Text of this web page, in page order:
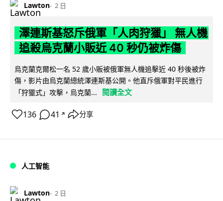
Lawton 2 日
澤連斯基怒斥俄軍「人肉狩獵」 無人機
追殺烏克蘭小販近 40 秒仍被炸傷
烏克蘭克爾松一名 52 歲小販被俄軍無人機追擊近 40 秒後被炸
傷，影片由烏克蘭總統澤連斯基公開。他直斥俄軍對平民進行
「狩獵式」攻擊，烏克蘭...
閱讀全文
136 41 ↗ 分享
人工智能
Lawton 2 日